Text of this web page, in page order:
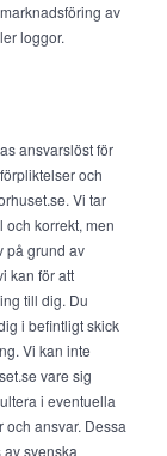
av
loggor.
ansvarslöst för
och
Vi tar
korrekt, men
på grund av
kan för att
till dig. Du
i befintligt skick
Vi kan inte
vare sig
i eventuella
och ansvar. Dessa
svenska